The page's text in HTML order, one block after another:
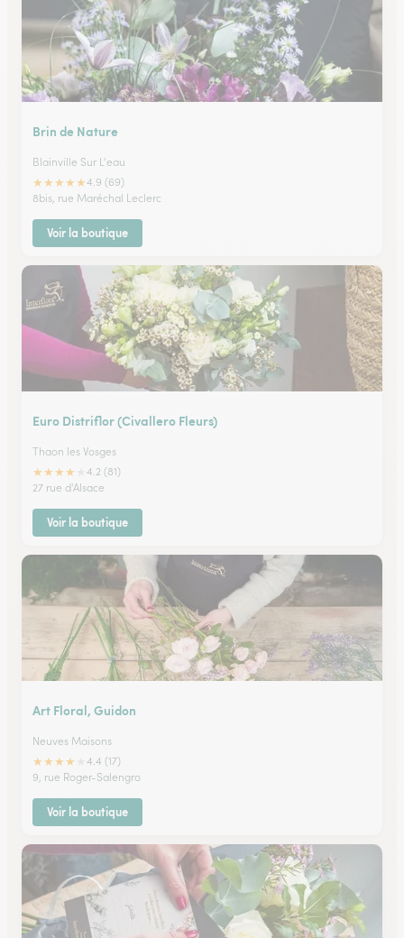
Brin de Nature
Blainville Sur L'eau
★★★★★4.9 (69)
8bis, rue Maréchal Leclerc
Voir la boutique
Euro Distriflor (Civallero Fleurs)
Thaon les Vosges
★★★★
4.2 (81)
27 rue d'Alsace
Voir la boutique
Art Floral, Guidon
Neuves Maisons
★★★★
4.4 (17)
9, rue Roger-Salengro
Voir la boutique